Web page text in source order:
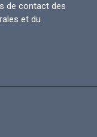
de contact des
et du